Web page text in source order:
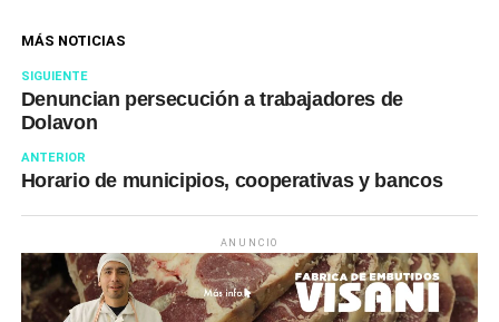
MÁS NOTICIAS
SIGUIENTE
Denuncian persecución a trabajadores de
Dolavon
ANTERIOR
Horario de municipios, cooperativas y bancos
ANUNCIO